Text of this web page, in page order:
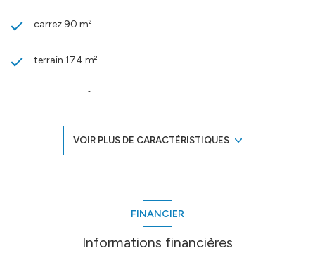
carrez 90 m²
terrain 174 m²
séjour 45 m²
cuisine américaine (équipée)
VOIR PLUS DE CARACTÉRISTIQUES
FINANCIER
Informations financières